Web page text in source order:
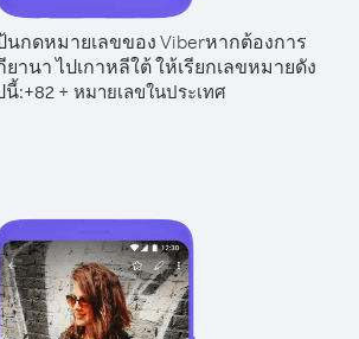
กดหมายเลขของ Viberหากต้องการ
านา ไปเกาหลีใต้ ให้เรียกเลขหมายดัง
นี้:+82 + หมายเลขในประเทศ